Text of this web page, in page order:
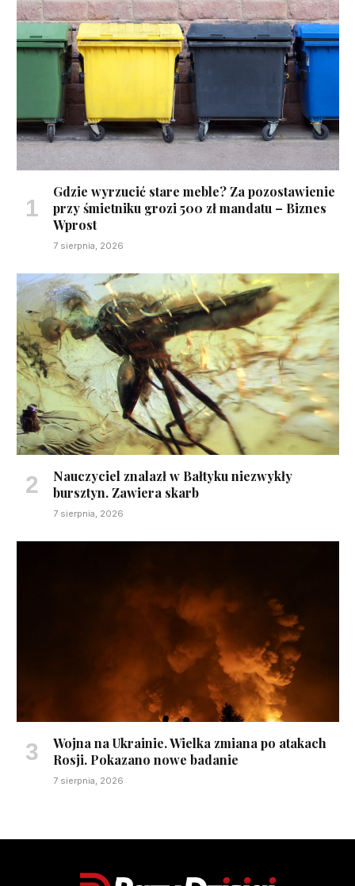
Gdzie wyrzucić stare meble? Za pozostawienie
przy śmietniku grozi 500 zł mandatu – Biznes
Wprost
7 sierpnia, 2026
Nauczyciel znalazł w Bałtyku niezwykły
bursztyn. Zawiera skarb
7 sierpnia, 2026
Wojna na Ukrainie. Wielka zmiana po atakach
Rosji. Pokazano nowe badanie
7 sierpnia, 2026